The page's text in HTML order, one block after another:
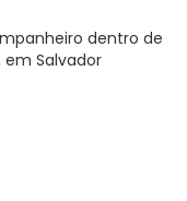
dentro de
Salvador